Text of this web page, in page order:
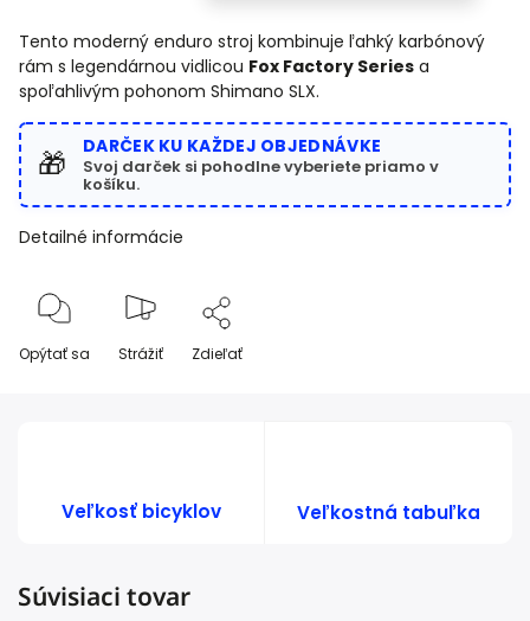
Tento moderný enduro stroj kombinuje ľahký karbónový
rám s legendárnou vidlicou Fox Factory Series a
spoľahlivým pohonom Shimano SLX.
🎁 DARČEK KU KAŽDEJ OBJEDNÁVKE
Svoj darček si pohodlne vyberiete priamo v
košíku.
Detailné informácie
Opýtať sa Strážiť Zdieľať
Veľkosť bicyklov Veľkostná tabuľka
Súvisiaci tovar